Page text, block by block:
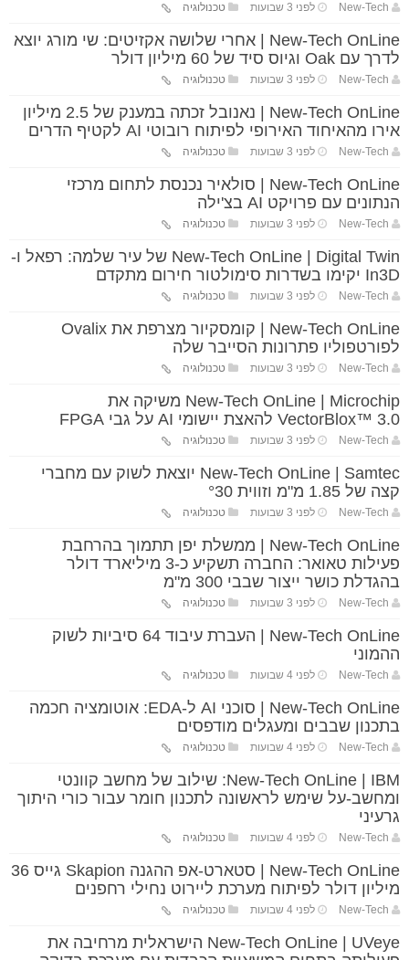
New-Tech לפני 3 שבועות טכנולוגיה
New-Tech OnLine | אחרי שלושה אקזיטים: שי מורג יוצא
לדרך עם Oak וגיוס סיד של 60 מיליון דולר
New-Tech לפני 3 שבועות טכנולוגיה
New-Tech OnLine | נאנובל זכתה במענק של 2.5 מיליון
אירו מהאיחוד האירופי לפיתוח רובוטי AI לקטיף הדרים
New-Tech לפני 3 שבועות טכנולוגיה
New-Tech OnLine | סולאיר נכנסת לתחום מרכזי
הנתונים עם פרויקט AI בצ'ילה
New-Tech לפני 3 שבועות טכנולוגיה
New-Tech OnLine | Digital Twin של עיר שלמה: רפאל ו-
In3D יקימו בשדרות סימולטור חירום מתקדם
New-Tech לפני 3 שבועות טכנולוגיה
New-Tech OnLine | קומסקיור מצרפת את Ovalix
לפורטפוליו פתרונות הסייבר שלה
New-Tech לפני 3 שבועות טכנולוגיה
New-Tech OnLine | Microchip משיקה את
VectorBlox™ 3.0 להאצת יישומי AI על גבי FPGA
New-Tech לפני 3 שבועות טכנולוגיה
New-Tech OnLine | Samtec יוצאת לשוק עם מחברי
קצה של 1.85 מ"מ וזווית °30
New-Tech לפני 3 שבועות טכנולוגיה
New-Tech OnLine | ממשלת יפן תתמוך בהרחבת
פעילות טאואר: החברה תשקיע כ-3 מיליארד דולר
בהגדלת כושר ייצור שבבי 300 מ"מ
New-Tech לפני 3 שבועות טכנולוגיה
New-Tech OnLine | העברת עיבוד 64 סיביות לשוק
ההמוני
New-Tech לפני 4 שבועות טכנולוגיה
New-Tech OnLine | סוכני AI ל-EDA: אוטומציה חכמה
בתכנון שבבים ומעגלים מודפסים
New-Tech לפני 4 שבועות טכנולוגיה
New-Tech OnLine | IBM: שילוב של מחשב קוונטי
ומחשב-על שימש לראשונה לתכנון חומר עבור כורי היתוך
גרעיני
New-Tech לפני 4 שבועות טכנולוגיה
New-Tech OnLine | סטארט-אפ ההגנה Skapion גייס 36
מיליון דולר לפיתוח מערכת ליירוט נחילי רחפנים
New-Tech לפני 4 שבועות טכנולוגיה
New-Tech OnLine | UVeye הישראלית מרחיבה את